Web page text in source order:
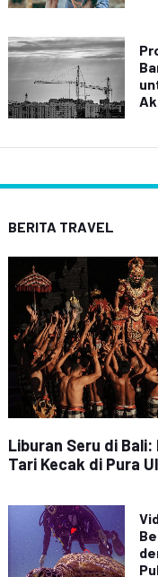
BERITA TRAVEL
Liburan Seru di
Tari Kecak di Pura